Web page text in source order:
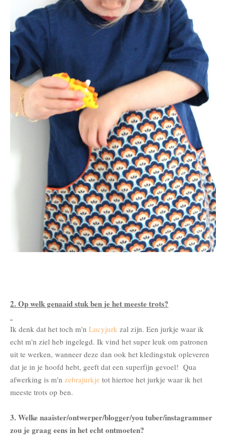
2. Op welk genaaid stuk ben je het meeste trots?
Ik denk dat het toch m'n Lucyjurk zal zijn. Een jurkje waar ik
echt m'n ziel heb ingelegd. Ik vind het super leuk om patronen
uit te werken, wanneer deze dan ook het kledingstuk opleveren
dat je in je hoofd hebt, geeft dat een superfijn gevoel! Qua
afwerking is m'n zebrajurkje tot hiertoe het jurkje waar ik het
meeste trots op ben.
3. Welke naaister/ontwerper/blogger/you tuber/instagrammer
zou je graag eens in het echt ontmoeten?